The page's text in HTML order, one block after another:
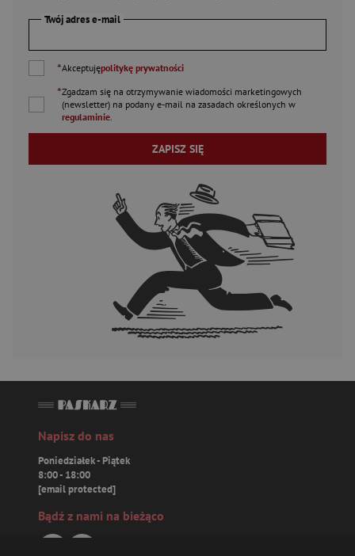
Twój adres e-mail
*Akceptujępolitykę prywatności
*Zgadzam się na otrzymywanie wiadomości marketingowych
(newsletter) na podany e-mail na zasadach określonych w
regulaminie.
ZAPISZ SIĘ
Napisz do nas
Poniedziałek - Piątek
8:00 - 18:00
[email protected]
Bądź z nami na bieżąco